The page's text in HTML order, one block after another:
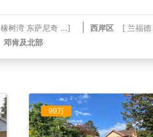
橡树湾 东萨尼奇 ...] 西岸区 [ 兰福德
邓肯及北部
99万